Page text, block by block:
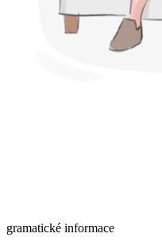
gramatické informace